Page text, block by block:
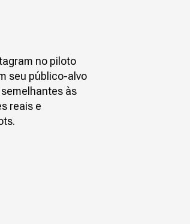
no piloto
seu público-alvo
às
reais e